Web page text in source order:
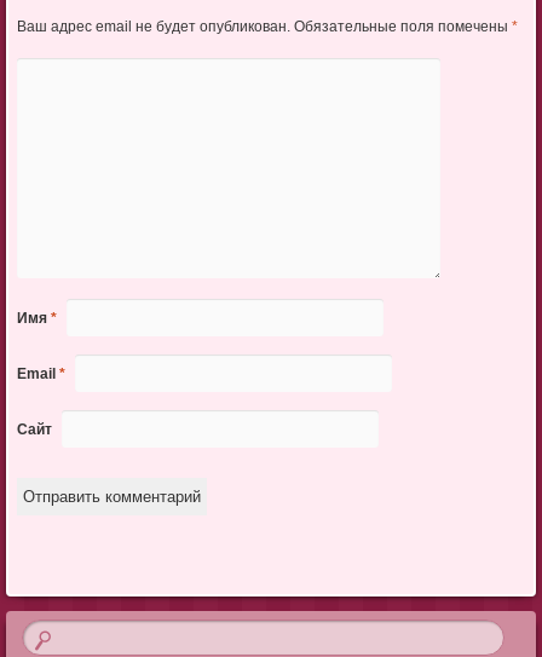
Ваш адрес email не будет опубликован. Обязательные поля помечены *
Имя *
Email *
Сайт